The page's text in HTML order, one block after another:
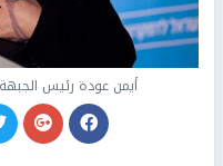
أيمن عودة رئيس